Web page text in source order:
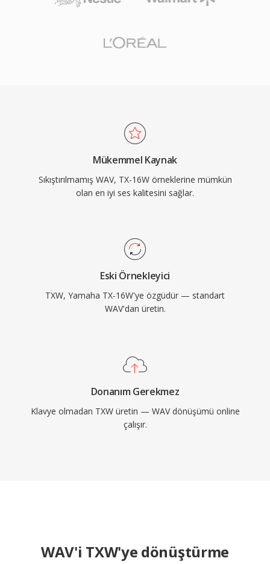
Mükemmel Kaynak
Sıkıştırılmamış WAV, TX-16W örneklerine mümkün
olan en iyi ses kalitesini sağlar.
Eski Örnekleyici
TXW, Yamaha TX-16W'ye özgüdür — standart
WAV'dan üretin.
Donanım Gerekmez
Klavye olmadan TXW üretin — WAV dönüşümü online
çalışır.
WAV'i TXW'ye dönüştürme